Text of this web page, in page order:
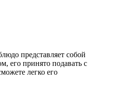
представляет собой
его принято подавать с
легко его